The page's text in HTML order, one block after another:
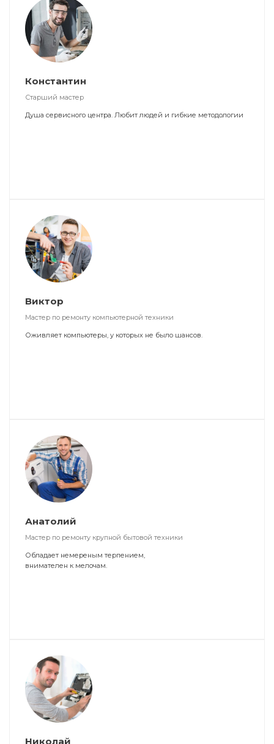
Константин
Старший мастер
Душа сервисного центра. Любит людей и гибкие методологии
Виктор
Мастер по ремонту компьютерной техники
Оживляет компьютеры, у которых не было шансов.
Анатолий
Мастер по ремонту крупной бытовой техники
Обладает немереным терпением,
внимателен к мелочам.
Николай